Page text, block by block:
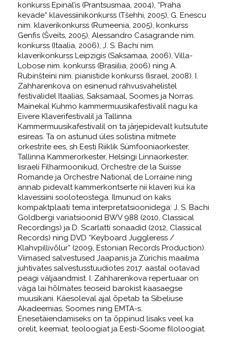
konkurss Epinal’is (Prantsusmaa, 2004), “Praha
kevade“ klavessiinikonkurss (Tšehhi, 2005), G. Enescu
nim. klaverikonkurss (Rumeenia, 2005), konkurss
Genfis (Šveits, 2005), Alessandro Casagrande nim.
konkurss (Itaalia, 2006), J. S. Bachi nim.
klaverikonkurss Leipzigis (Saksamaa, 2006), Villa-
Lobose nim. konkurss (Brasiilia, 2006) ning A.
Rubinšteini nim. pianistide konkurss (Iisrael, 2008). I.
Zahharenkova on esinenud rahvusvahelistel
festivalidel Itaalias, Saksamaal, Soomes ja Norras.
Mainekal Kuhmo kammermuusikafestivalil nagu ka
Eivere Klaverifestivalil ja Tallinna
Kammermuusikafestivalil on ta järjepidevalt kutsutute
esireas. Ta on astunud üles solistina mitmete
orkestrite ees, sh Eesti Riiklik Sümfooniaorkester,
Tallinna Kammerorkester, Helsingi Linnaorkester,
Iisraeli Filharmoonikud, Orchestre de la Suisse
Romande ja Orchestre National de Lorraine ning
annab pidevalt kammerkontserte nii klaveri kui ka
klavessiini sooloteostega. Ilmunud on kaks
kompaktplaati tema interpretatsioonidega: J. S. Bachi
Goldbergi variatsioonid BWV 988 (2010, Classical
Recordings) ja D. Scarlatti sonaadid (2012, Classical
Records) ning DVD “Keyboard Juggleress /
Klahvpillivõlur” (2009, Estonian Records Production).
Viimased salvestused Jaapanis ja Zürichis maailma
juhtivates salvestusstuudiotes 2017. aastal ootavad
peagi väljaandmist. I. Zahharenkova repertuaar on
väga lai hõlmates teoseid barokist kaasaegse
muusikani. Käesoleval ajal õpetab ta Sibeliuse
Akadeemias, Soomes ning EMTA-s.
Enesetäiendamiseks on ta õppinud lisaks veel ka
orelit, keemiat, teoloogiat ja Eesti-Soome filoloogiat.